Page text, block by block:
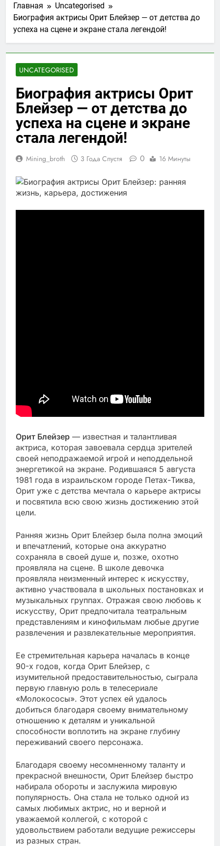
Главная
Uncategorised
Биография актрисы Орит Блейзер — от детства до
успеха на сцене и экране стала легендой!
UNCATEGORISED
Биография актрисы Орит
Блейзер — от детства до
успеха на сцене и экране
стала легендой!
Mining_broth 3 Года Спустя 0 16 Минуты
Орит Блейзер — известная и талантливая
актриса, которая завоевала сердца зрителей
своей неподражаемой игрой и неподдельной
энергетикой на экране. Родившаяся 5 августа
1981 года в израильском городе Петах-Тиква,
Орит уже с детства мечтала о карьере актрисы
и посвятила всю свою жизнь достижению этой
цели.
Ранняя жизнь Орит Блейзер была полна эмоций
и впечатлений, которые она аккуратно
сохраняла в своей душе и, позже, охотно
проявляла на сцене. В школе девочка
проявляла неизменный интерес к искусству,
активно участвовала в школьных постановках и
музыкальных группах. Отражая свою любовь к
искусству, Орит предпочитала театральным
представлениям и кинофильмам любые другие
развлечения и развлекательные мероприятия.
Ее стремительная карьера началась в конце
90-х годов, когда Орит Блейзер, с
изумительной предоставительностью, сыграла
первую главную роль в телесериале
«Молокососы». Этот успех ей удалось
добиться благодаря своему внимательному
отношению к деталям и уникальной
способности воплотить на экране глубину
переживаний своего персонажа.
Благодаря своему несомненному таланту и
прекрасной внешности, Орит Блейзер быстро
набирала обороты и заслужила мировую
популярность. Она стала не только одной из
самых любимых актрис, но и верной и
уважаемой коллегой, с которой с
удовольствием работали ведущие режиссеры
из разных стран.